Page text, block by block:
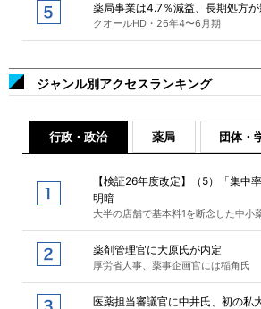
薬局事業は4.7％減益、長期処方
クオールHD・26年4〜6月期
ジャンル別アクセスランキング
行政・政治 薬局 団体・
【検証26年度改定】（5）「集中
明暗
大半の店舗で基本料1を断念した中小
薬剤管理官に大原氏が内定
厚労省人事、薬事企画官には稲角氏
医薬担当審議官に中井氏、初の私